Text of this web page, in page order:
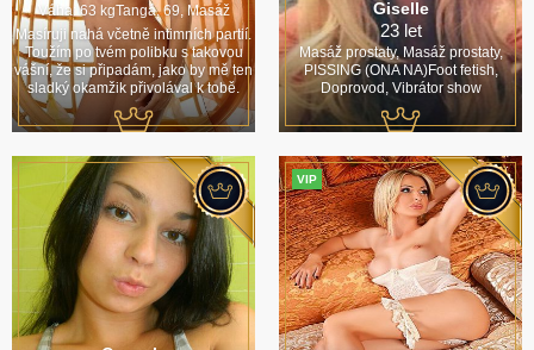
Váha: 63 kgTangá, 69, Masáž
Masíruji nahá včetně intimních partií.
Toužím po tvém polibku s takovou
vášní, že si připadám, jako by mě ten
sladký okamžik přivolával k tobě.
Giselle
23 let
Masáž prostaty, Masáž prostaty,
PISSING (ONA NA)Foot fetish,
Doprovod, Vibrátor show
VIP